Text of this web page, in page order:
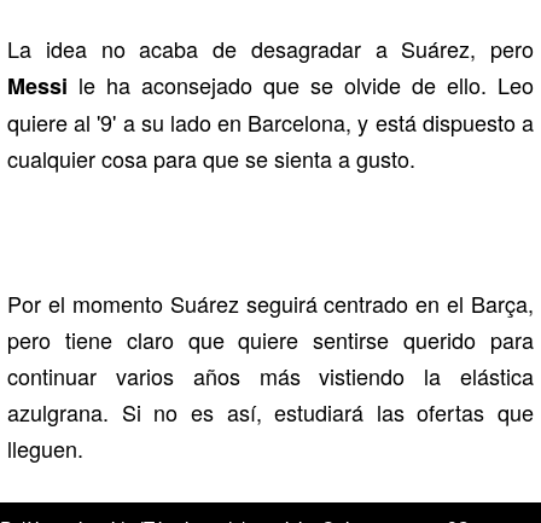
La idea no acaba de desagradar a Suárez, pero
Messi le ha aconsejado que se olvide de ello. Leo
quiere al '9' a su lado en Barcelona, y está dispuesto a
cualquier cosa para que se sienta a gusto.
Por el momento Suárez seguirá centrado en el Barça,
pero tiene claro que quiere sentirse querido para
continuar varios años más vistiendo la elástica
azulgrana. Si no es así, estudiará las ofertas que
lleguen.